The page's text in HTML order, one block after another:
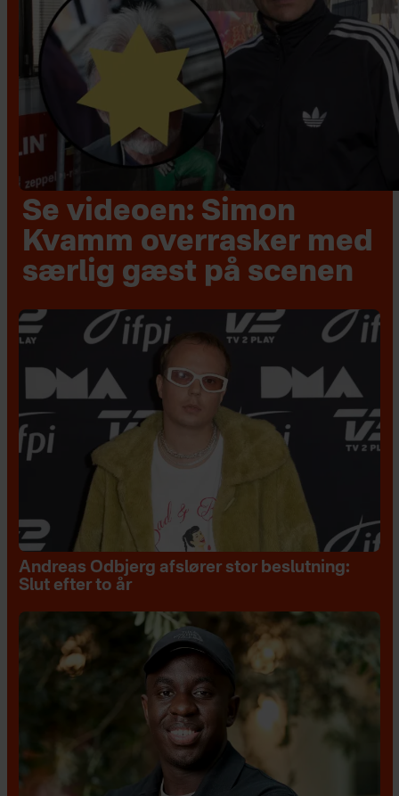
Se videoen: Simon
Kvamm overrasker med
særlig gæst på scenen
Andreas Odbjerg afslører stor beslutning:
Slut efter to år